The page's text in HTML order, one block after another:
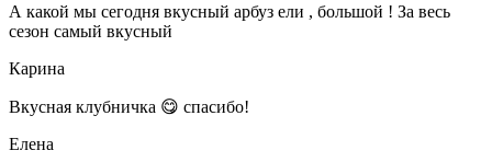
А какой мы сегодня вкусный арбуз ели , большой ! За весь
сезон самый вкусный
Карина
Вкусная клубничка 😋 спасибо!
Елена